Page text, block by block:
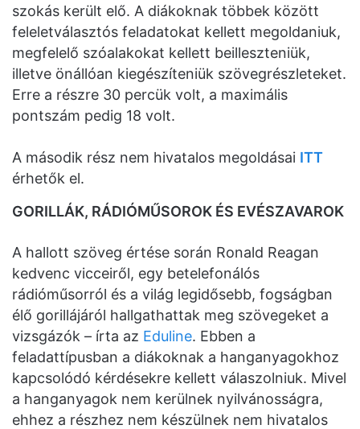
szokás került elő. A diákoknak többek között
feleletválasztós feladatokat kellett megoldaniuk,
megfelelő szóalakokat kellett beilleszteniük,
illetve önállóan kiegészíteniük szövegrészleteket.
Erre a részre 30 percük volt, a maximális
pontszám pedig 18 volt.
A második rész nem hivatalos megoldásai ITT
érhetők el.
GORILLÁK, RÁDIÓMŰSOROK ÉS EVÉSZAVAROK
A hallott szöveg értése során Ronald Reagan
kedvenc vicceiről, egy betelefonálós
rádióműsorról és a világ legidősebb, fogságban
élő gorillájáról hallgathattak meg szövegeket a
vizsgázók – írta az Eduline. Ebben a
feladattípusban a diákoknak a hanganyagokhoz
kapcsolódó kérdésekre kellett válaszolniuk. Mivel
a hanganyagok nem kerülnek nyilvánosságra,
ehhez a részhez nem készülnek nem hivatalos